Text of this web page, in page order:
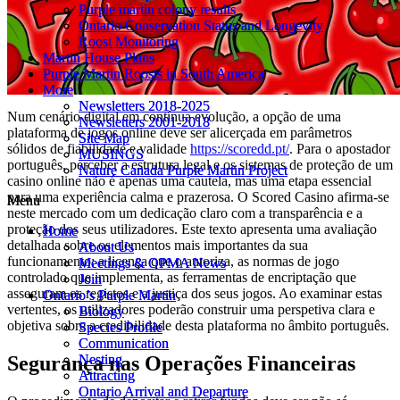
Purple martin colony results
Ontario Conservation Status and Longevity
Roost Monitoring
Martin House Plans
Purple Martin Roosts in South America
More
Newsletters 2018-2025
Newsletters 2001-2018
Site Map
MUSINGS
Nature Canada Purple Martin Project
Menu
Home
About Us
Meetings & OPMA News
Join
Ontario’s Purple Martin
Biology
Species Profile
Communication
Nesting
Attracting
Ontario Arrival and Departure
Purple martin colony results
Ontario Conservation Status and Longevity
Roost Monitoring
Martin House Plans
Purple Martin Roosts in South America
More
Newsletters 2018-2025
Newsletters 2001-2018
Site Map
MUSINGS
Nature Canada Purple Martin Project
Menu
Home
About Us
Meetings & OPMA News
Join
Ontario’s Purple Martin
Biology
Species Profile
Communication
Nesting
Attracting
Ontario Arrival and Departure
Num cenário digital em contínua evolução, a opção de uma
plataforma de jogos online deve ser alicerçada em parâmetros
sólidos de fiabilidade e validade https://scoredd.pt/. Para o apostador
português, perceber a estrutura legal e os sistemas de proteção de um
casino online não é apenas uma cautela, mas uma etapa essencial
para uma experiência calma e prazerosa. O Scored Casino afirma-se
neste mercado com um dedicação claro com a transparência e a
proteção dos seus utilizadores. Este texto apresenta uma avaliação
detalhada sobre os elementos mais importantes da sua
funcionamento: a licença que o autoriza, as normas de jogo
controlado que implementa, as ferramentas de encriptação que
asseguram os registos e a justiça dos seus jogos. Ao examinar estas
vertentes, os utilizadores poderão construir uma perspetiva clara e
objetiva sobre a credibilidade desta plataforma no âmbito português.
Segurança nas Operações Financeiras